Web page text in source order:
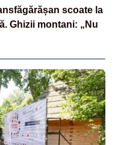
scoate la
Ghizii montani: „Nu